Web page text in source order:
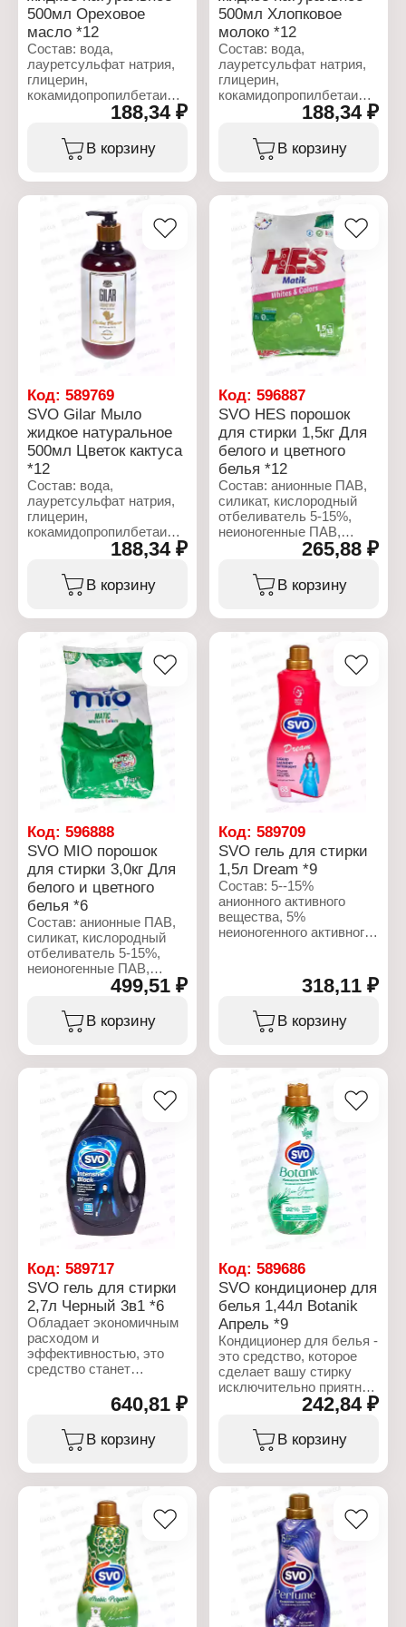
500мл Ореховое
масло *12
Состав: вода,
лауретсульфат натрия,
глицерин,
кокамидопропилбетаин,
хлорид натрия, кокамид
кокоглюкозид,
глицерилолеат, отдушка,
Характеристики:
Бренд: Gilar
Тип товара: Мыло
Особенность:
натуральное
Название: Ореховое
188,34 ₽
В корзину
500мл Хлопковое
молоко *12
Состав: вода,
лауретсульфат натрия,
глицерин,
кокамидопропилбетаин,
хлорид натрия, кокамид
кокоглюкозид,
глицерилолеат, отдушка,
изоэвгенол CI 77891
Характеристики:
Бренд: Gilar
Тип товара: Мыло
жидкое
Особенность:
натуральное
Название: Хлопковое
молоко
188,34 ₽
В корзину
Код: 589769
SVO Gilar Мыло
жидкое натуральное
500мл Цветок кактуса
*12
Состав: вода,
лауретсульфат натрия,
глицерин,
кокамидопропилбетаин,
хлорид натрия, кокамид
кокоглюкозид,
глицерилолеат, отдушка,
77891
Характеристики:
Бренд: Gilar
Тип товара: Мыло
жидкое
Особенность:
натуральное
Название: Цветок
кактуса
188,34 ₽
В корзину
Код:596887
SVO HES порошок
для стирки 1,5кг Для
белого и цветного
белья *12
Состав: анионные ПАВ,
силикат, кислородный
отбеливатель 5-15%,
неионогенные ПАВ,
мыло, поликарбоксилат,
фосфонат менее 5%,
ароматизатор, сода,
сульфат, ферменты.
Тип товара: Средство
для стирки
Вариация: Стиральный
Тип белья: для белого и
цветного белья
Вес: 1,5 кг
265,88 ₽
В корзину
Код: 596888
SVO MIO порошок
для стирки 3,0кг Для
белого и цветного
белья *6
Состав: анионные ПАВ,
силикат, кислородный
отбеливатель 5-15%,
неионогенные ПАВ,
мыло, поликарбоксилат,
фосфонат менее 5%,
ароматизатор, сода,
сульфат, ферменты.
Тип товара: Средство
для стирки
Вариация: Стиральный
порошок
Тип белья: для белого и
цветного белья
Вес: 3 кг
499,51 ₽
В корзину
Код:589709
SVO гель для стирки
1,5л Dream *9
Состав: 5--15%
анионного активного
вещества, 5%
неионогенного активного
Характеристики:
Бренд: SVO
Тип товара: Средство
Вариация: Жидкое
средство для стирки
Форма выпуска: гель
Назначение: для
цветных тканей
Название: Dream
Объем: 1,5 л
Тип стирки: для ручной и
машинной стирки
318,11 ₽
В корзину
Код: 589717
SVO гель для стирки
2,7л Черный 3в1 *6
Обладает экономичным
расходом и
эффективностью, это
средство станет
помощником в любом
доме. Поддерживая
чистоту вашего белья,
вы одновременно
окружающей среды, так
разработана с
минимальным
воздействием на
природу. Выбирайте гель
для стирки SVO для
безупречной чистоты и
здоровья ваших вещей.
Состав: катионное
640,81 ₽
В корзину
Код:589686
SVO кондиционер для
белья 1,44л Botanik
Апрель *9
Кондиционер для белья -
это средство, которое
сделает вашу стирку
исключительно приятной
и эффективной.
концентрированному
составу, одной упаковки
антистатическим
эффектом, и облегчает
глажку делая ткань
мягкой и шелковистой.
Состав: катионное
активное вещество 5-
15%; парфюмерная
композиция; консервант,
краситель.
242,84 ₽
В корзину